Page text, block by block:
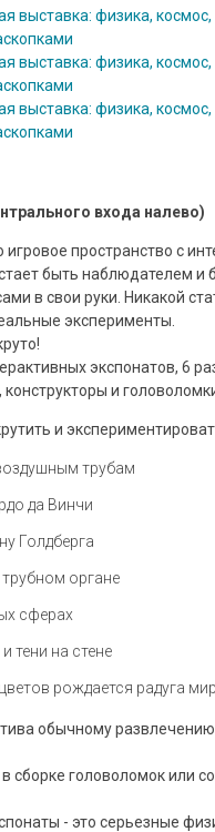
входа налево)
пространство с
быть наблюдателем и
в свои руки. Никакой
эксперименты.
экспонатов, 6
и
и
трубам
да Винчи
Голдберга
органе
сферах
тени на стене
рождается радуга
обычному
сборке головоломок или
- это серьезные